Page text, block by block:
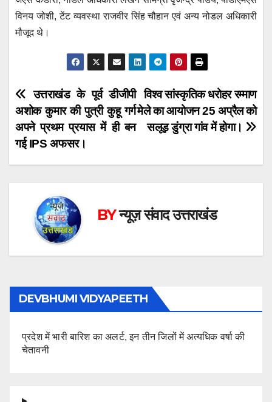
विनय जोशी, टेंट व्यवस्था राजवीर सिंह चौहान एवं अन्य नोडल अधिकारी
मौजूद थे।
Post
navigation
विश्व सांस्कृतिक धरोहर रम्माण
मेले का आयोजन 25 अप्रैल को
सलूड़ डुंग्रा गांव में होगा।
उत्तराखंड के पूर्व डीजीपी
अशोक कुमार की पुत्री कुहू गर्ग
अपने प्रथम प्रयास में ही बन
गई IPS अफसर।
BYन्यूज़ संवाद उत्तराखंड
DEVBHUMI VIDYAPEETH
प्रदेश में भारी बारिश का अलर्ट, इन तीन जिलों में अत्यधिक वर्षा की
चेतावनी